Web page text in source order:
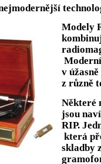
Modely
v
z různě
Některé
jsou
RIP.
která
skladby